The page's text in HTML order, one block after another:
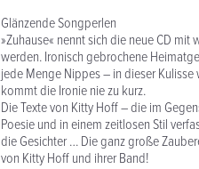
Glänzende Songperlen
»Zuhause« nennt sich die neue CD
werden. Ironisch gebrochene
jede Menge Nippes – in dieser
kommt die Ironie nie zu kurz.
Die Texte von Kitty Hoff – die im
Poesie und in einem zeitlosen Stil
die Gesichter … Die ganz große
von Kitty Hoff und ihrer Band!